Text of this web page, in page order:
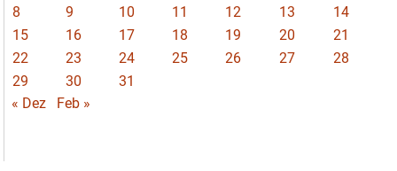
8
9 10 11 12 13
14
15
16 17 18 19 20
21
22
23 24 25 26 27
28
29
30
31
« Dez
Feb »